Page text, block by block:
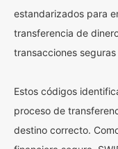
estandarizados para
transferencia de
transacciones
Estos códigos
proceso de
destino correcto.